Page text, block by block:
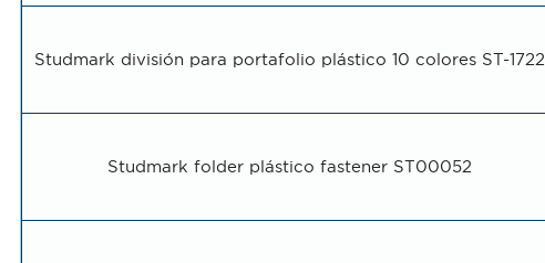
Studmark división para portafolio plástico 10 colores ST-1722
Studmark folder plástico fastener ST00052